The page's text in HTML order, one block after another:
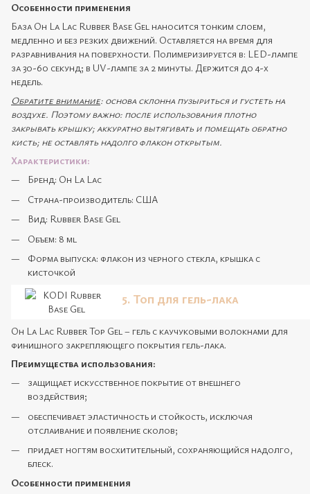
Особенности применения
База Oh La Lac Rubber Base Gel наносится тонким слоем,
медленно и без резких движений. Оставляется на время для
разравнивания на поверхности. Полимеризируется в: LED-лампе
за 30-60 секунд; в UV-лампе за 2 минуты. Держится до 4-х
недель.
Обратите внимание: основа склонна пузыриться и густеть на
воздухе. Поэтому важно: после использования плотно
закрывать крышку; аккуратно вытягивать и помещать обратно
кисть; не оставлять надолго флакон открытым.
Характеристики:
Бренд: Oh La Lac
Страна-производитель: США
Вид: Rubber Base Gel
Объем: 8 ml
Форма выпуска: флакон из черного стекла, крышка с
кисточкой
5. Топ для гель-лака
Oh La Lac Rubber Top Gel – гель с каучуковыми волокнами для
финишного закрепляющего покрытия гель-лака.
Преимущества использования:
защищает искусственное покрытие от внешнего
воздействия;
обеспечивает эластичность и стойкость, исключая
отслаивание и появление сколов;
придает ногтям восхитительный, сохраняющийся надолго,
блеск.
Особенности применения